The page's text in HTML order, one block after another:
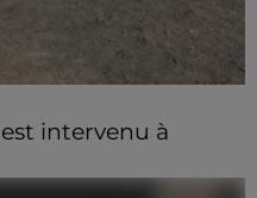
intervenu à